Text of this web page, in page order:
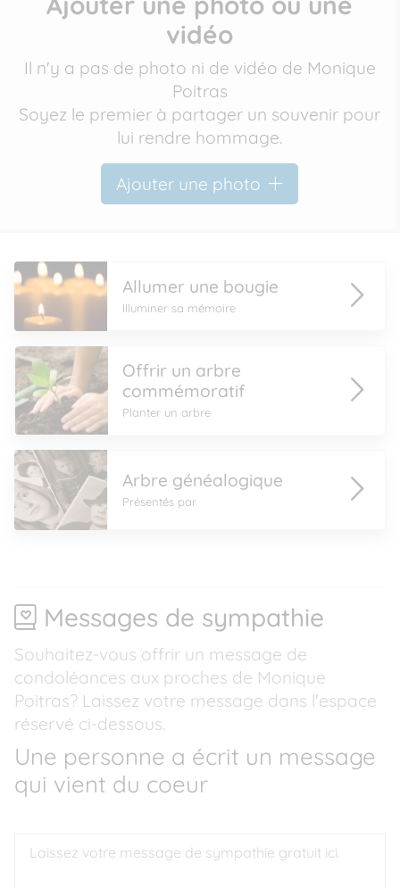
vidéo
Il n'y a pas de photo ni de vidéo de Monique
Poitras
Soyez le premier à partager un souvenir pour
lui rendre hommage.
Ajouter une photo
Allumer une bougie
Illuminer sa mémoire
Offrir un arbre
commémoratif
Planter un arbre
Arbre généalogique
Présentés par
Messages de sympathie
Souhaitez-vous offrir un message de
condoléances aux proches de Monique
Poitras? Laissez votre message dans l'espace
réservé ci-dessous.
Une personne a écrit un message
qui vient du coeur